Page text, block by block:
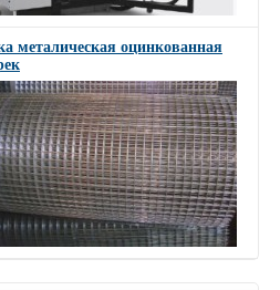
металическая оцинкованная